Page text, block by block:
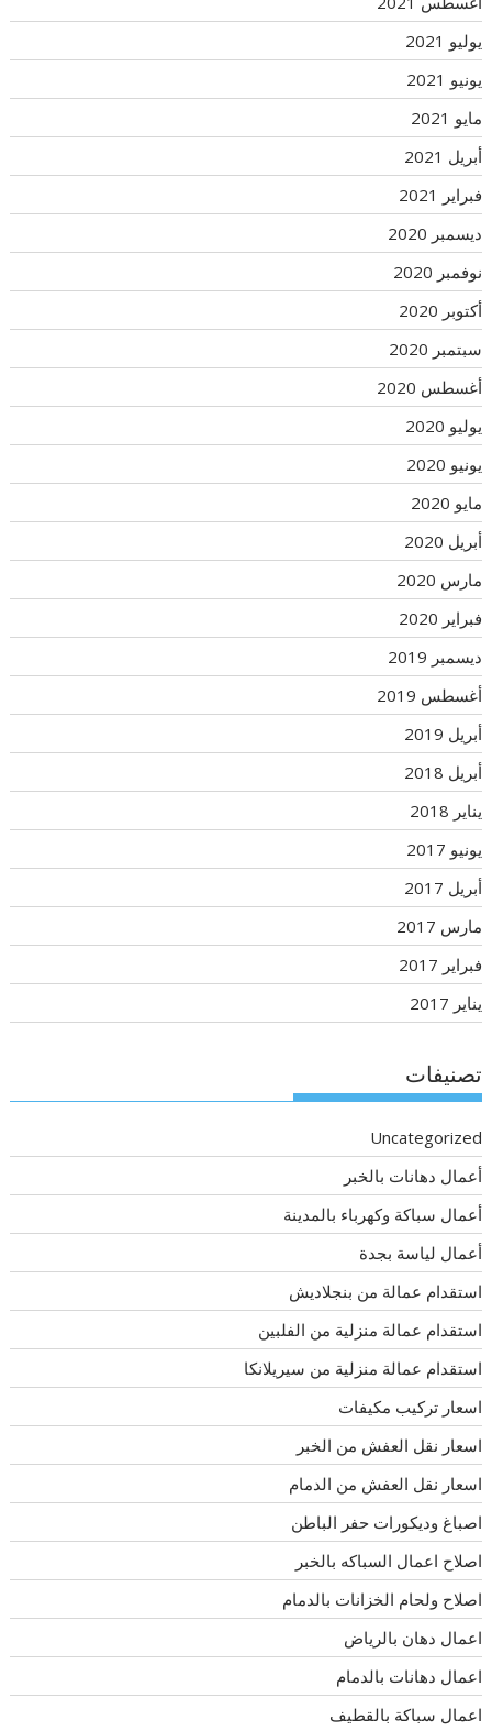
يوليو 2021
يونيو 2021
مايو 2021
أبريل 2021
فبراير 2021
ديسمبر 2020
نوفمبر 2020
أكتوبر 2020
سبتمبر 2020
أغسطس 2020
يوليو 2020
يونيو 2020
مايو 2020
أبريل 2020
مارس 2020
فبراير 2020
ديسمبر 2019
أغسطس 2019
أبريل 2019
أبريل 2018
يناير 2018
يونيو 2017
أبريل 2017
مارس 2017
فبراير 2017
يناير 2017
تصنيفات
Uncategorized
أعمال دهانات بالخبر
أعمال سباكة وكهرباء بالمدينة
أعمال لياسة بجدة
استقدام عمالة من بنجلاديش
استقدام عمالة منزلية من الفلبين
استقدام عمالة منزلية من سيريلانكا
اسعار تركيب مكيفات
اسعار نقل العفش من الخبر
اسعار نقل العفش من الدمام
اصباغ وديكورات حفر الباطن
اصلاح اعمال السباكه بالخبر
اصلاح ولحام الخزانات بالدمام
اعمال دهان بالرياض
اعمال دهانات بالدمام
اعمال سباكة بالقطيف